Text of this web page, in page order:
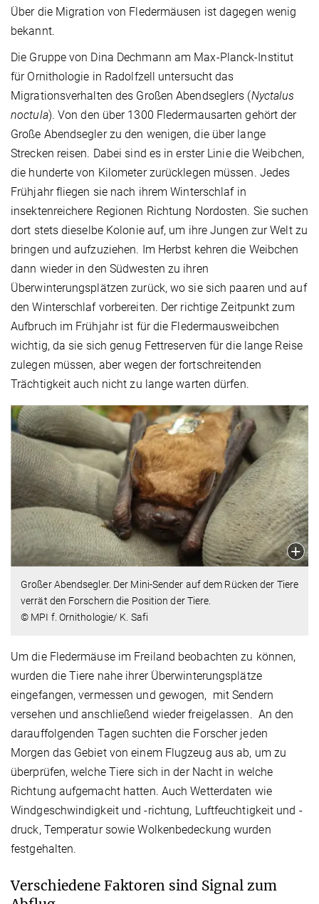
Über die Migration von Fledermäusen ist dagegen wenig
bekannt.
Die Gruppe von Dina Dechmann am Max-Planck-Institut
für Ornithologie in Radolfzell untersucht das
Migrationsverhalten des Großen Abendseglers (Nyctalus
noctula). Von den über 1300 Fledermausarten gehört der
Große Abendsegler zu den wenigen, die über lange
Strecken reisen. Dabei sind es in erster Linie die Weibchen,
die hunderte von Kilometer zurücklegen müssen. Jedes
Frühjahr fliegen sie nach ihrem Winterschlaf in
insektenreichere Regionen Richtung Nordosten. Sie suchen
dort stets dieselbe Kolonie auf, um ihre Jungen zur Welt zu
bringen und aufzuziehen. Im Herbst kehren die Weibchen
dann wieder in den Südwesten zu ihren
Überwinterungsplätzen zurück, wo sie sich paaren und auf
den Winterschlaf vorbereiten. Der richtige Zeitpunkt zum
Aufbruch im Frühjahr ist für die Fledermausweibchen
wichtig, da sie sich genug Fettreserven für die lange Reise
zulegen müssen, aber wegen der fortschreitenden
Trächtigkeit auch nicht zu lange warten dürfen.
Großer Abendsegler. Der Mini-Sender auf dem Rücken der Tiere
verrät den Forschern die Position der Tiere.
© MPI f. Ornithologie/ K. Safi
Um die Fledermäuse im Freiland beobachten zu können,
wurden die Tiere nahe ihrer Überwinterungsplätze
eingefangen, vermessen und gewogen, mit Sendern
versehen und anschließend wieder freigelassen. An den
darauffolgenden Tagen suchten die Forscher jeden
Morgen das Gebiet von einem Flugzeug aus ab, um zu
überprüfen, welche Tiere sich in der Nacht in welche
Richtung aufgemacht hatten. Auch Wetterdaten wie
Windgeschwindigkeit und -richtung, Luftfeuchtigkeit und -
druck, Temperatur sowie Wolkenbedeckung wurden
festgehalten.
Verschiedene Faktoren sind Signal zum